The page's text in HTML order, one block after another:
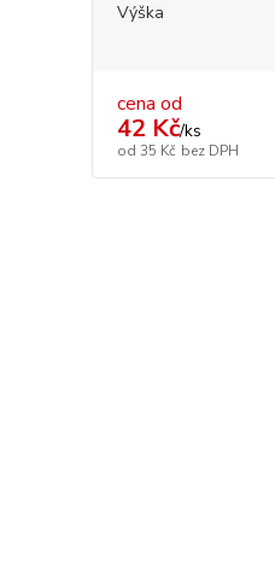
Výška
cena od
42 Kč/ks
od 35 Kč bez DPH